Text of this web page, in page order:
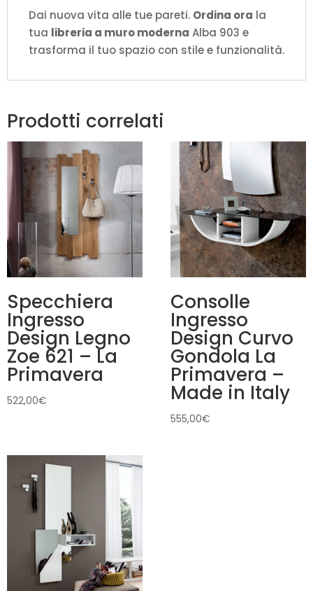
Dai nuova vita alle tue pareti. Ordina ora la
tua libreria a muro moderna Alba 903 e
trasforma il tuo spazio con stile e funzionalità.
Prodotti correlati
Specchiera
Ingresso
Design Legno
Zoe 621 – La
Primavera
522,00€
Consolle
Ingresso
Design Curvo
Gondola La
Primavera –
Made in Italy
555,00€